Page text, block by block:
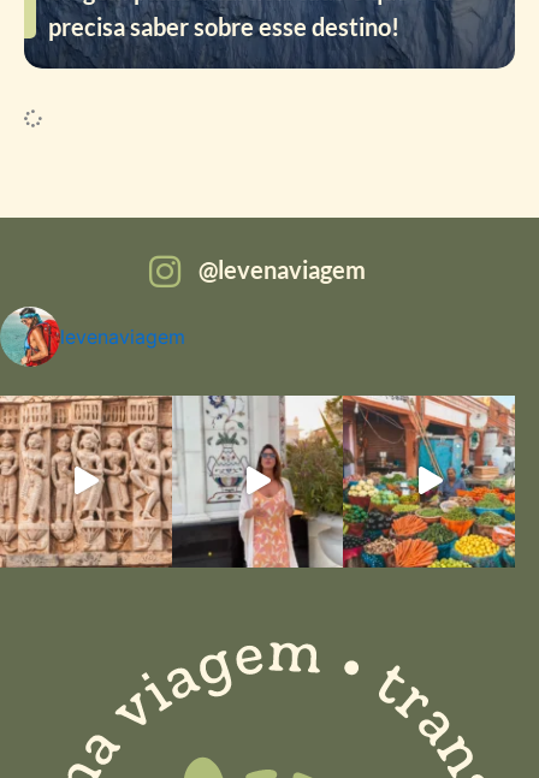
precisa saber sobre esse destino!
levenaviagem
levenaviagem